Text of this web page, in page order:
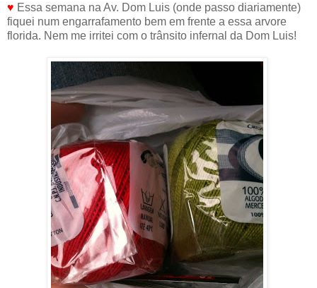
♥ Essa semana na Av. Dom Luis (onde passo diariamente)
fiquei num engarrafamento bem em frente a essa arvore
florida. Nem me irritei com o trânsito infernal da Dom Luis!